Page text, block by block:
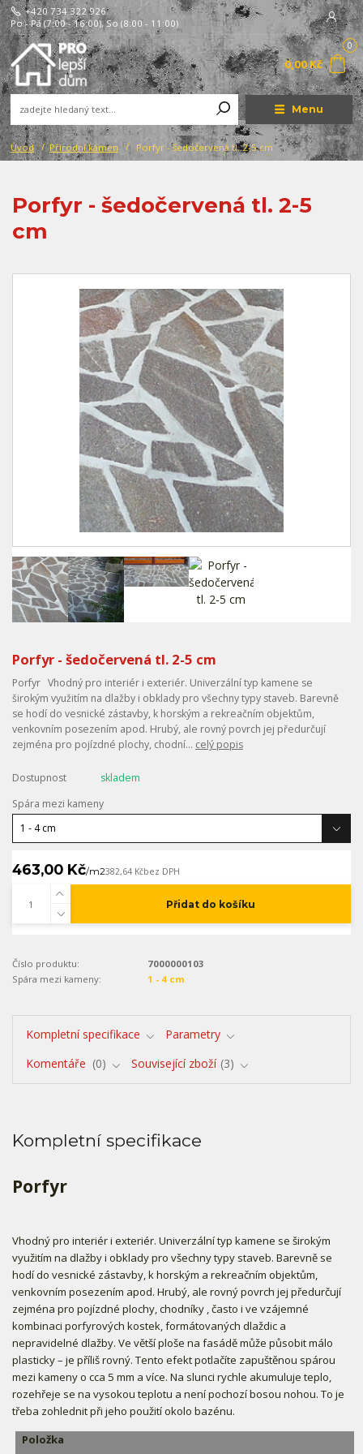
Menu
+420 734 322 926
Po - Pá (7:00 - 16:00), So (8:00 - 11:00)
0
0,00 Kč
Úvod Přírodní kámen Porfyr - šedočervená tl. 2-5 cm
Porfyr - šedočervená tl. 2-5
cm
Porfyr - šedočervená tl. 2-5 cm
Porfyr Vhodný pro interiér i exteriér. Univerzální typ kamene se
širokým využitím na dlažby i obklady pro všechny typy staveb. Barevně
se hodí do vesnické zástavby, k horským a rekreačním objektům,
venkovním posezením apod. Hrubý, ale rovný povrch jej předurčují
zejména pro pojízdné plochy, chodní... celý popis
Dostupnost
skladem
Spára mezi kameny
463,00 Kč/m2382,64 Kčbez DPH
Přidat do košíku
Číslo produktu:
7000000103
Spára mezi kameny:
1 - 4 cm
Kompletní specifikace
Parametry
Komentáře
0 Související zboží 3
Kompletní specifikace
Porfyr
Vhodný pro interiér i exteriér. Univerzální typ kamene se širokým
využitím na dlažby i obklady pro všechny typy staveb. Barevně se
hodí do vesnické zástavby, k horským a rekreačním objektům,
venkovním posezením apod. Hrubý, ale rovný povrch jej předurčují
zejména pro pojízdné plochy, chodníky , často i ve vzájemné
kombinaci porfyrových kostek, formátovaných dlaždic a
nepravidelné dlažby. Ve větší ploše na fasádě může působit málo
plasticky – je příliš rovný. Tento efekt potlačíte zapuštěnou spárou
mezi kameny o cca 5 mm a více. Na slunci rychle akumuluje teplo,
rozehřeje se na vysokou teplotu a není pochozí bosou nohou. To je
třeba zohlednit při jeho použití okolo bazénu.
Položka